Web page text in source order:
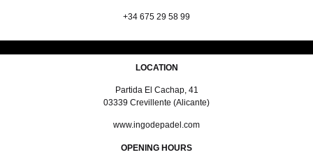
+34 675 29 58 99
LOCATION
Partida El Cachap, 41
03339 Crevillente (Alicante)
www.ingodepadel.com
OPENING HOURS